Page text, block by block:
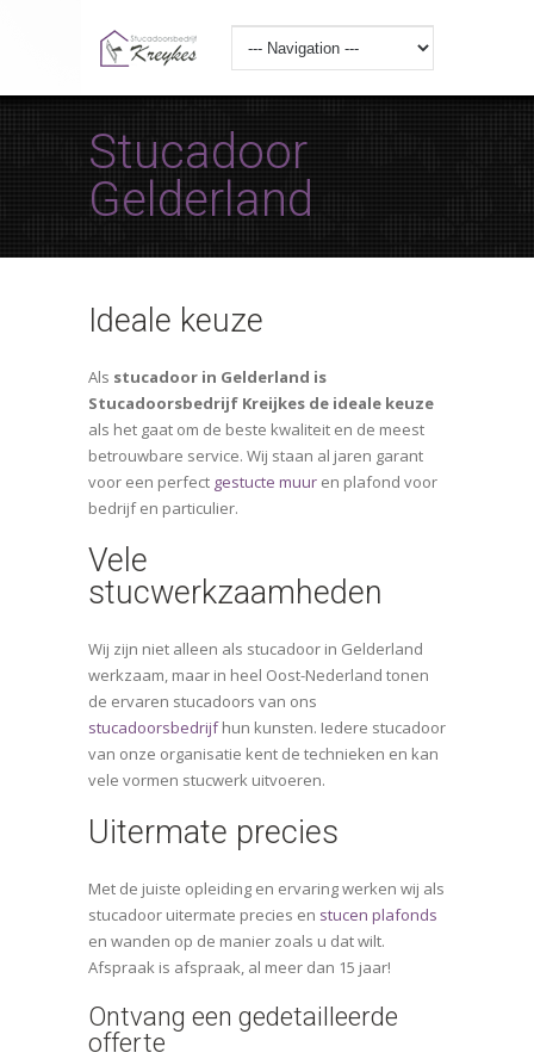
Stucadoor
Gelderland
Ideale keuze
Als stucadoor in Gelderland is
Stucadoorsbedrijf Kreijkes de ideale keuze
als het gaat om de beste kwaliteit en de meest
betrouwbare service. Wij staan al jaren garant
voor een perfect gestucte muur en plafond voor
bedrijf en particulier.
Vele
stucwerkzaamheden
Wij zijn niet alleen als stucadoor in Gelderland
werkzaam, maar in heel Oost-Nederland tonen
de ervaren stucadoors van ons
stucadoorsbedrijfhun kunsten. Iedere stucadoor
van onze organisatie kent de technieken en kan
vele vormen stucwerk uitvoeren.
Uitermate precies
Met de juiste opleiding en ervaring werken wij als
stucadoor uitermate precies en stucen plafonds
en wanden op de manier zoals u dat wilt.
Afspraak is afspraak, al meer dan 15 jaar!
Ontvang een gedetailleerde
offerte